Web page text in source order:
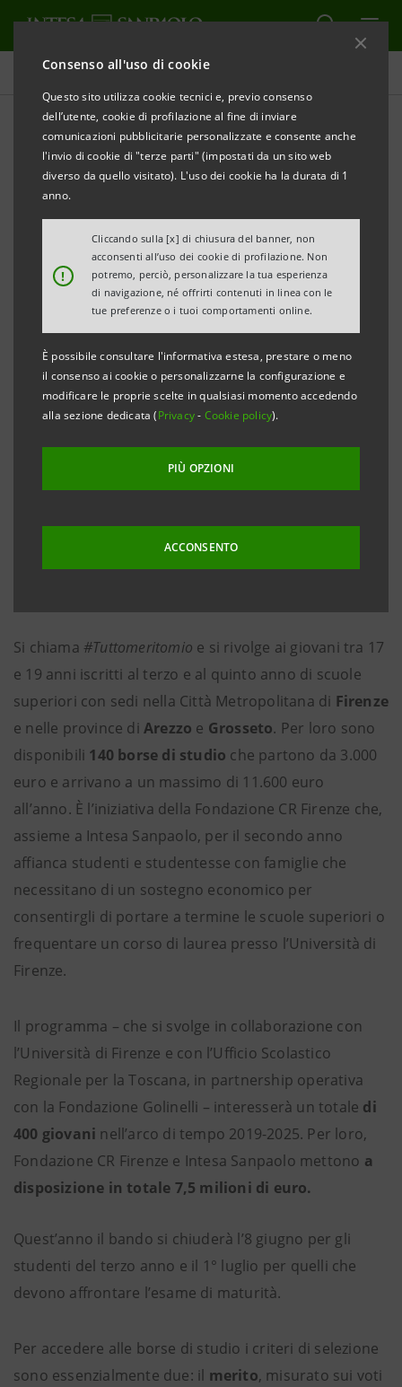
Consenso all'uso di cookie
Questo sito utilizza cookie tecnici e, previo consenso
dell’utente, cookie di profilazione al fine di inviare
comunicazioni pubblicitarie personalizzate e consente anche
l'invio di cookie di "terze parti" (impostati da un sito web
diverso da quello visitato). L'uso dei cookie ha la durata di 1
anno.
!
Cliccando sulla [x] di chiusura del banner, non
acconsenti all’uso dei cookie di profilazione. Non
potremo, perciò, personalizzare la tua esperienza
di navigazione, né offrirti contenuti in linea con le
tue preferenze o i tuoi comportamenti online.
È possibile consultare l'informativa estesa, prestare o meno
il consenso ai cookie o personalizzarne la configurazione e
modificare le proprie scelte in qualsiasi momento accedendo
alla sezione dedicata (Privacy- Cookie policy).
PIÙ OPZIONI
ACCONSENTO
Tutti i progetti
EDUCAZIONE
Borse di studio per studenti
di talento
Si chiama #Tuttomeritomio e si rivolge ai giovani tra 17
e 19 anni iscritti al terzo e al quinto anno di scuole
superiori con sedi nella Città Metropolitana di Firenze
e nelle province di Arezzo e Grosseto. Per loro sono
disponibili 140 borse di studio che partono da 3.000
euro e arrivano a un massimo di 11.600 euro
all’anno. È l’iniziativa della Fondazione CR Firenze che,
assieme a Intesa Sanpaolo, per il secondo anno
affianca studenti e studentesse con famiglie che
necessitano di un sostegno economico per
consentirgli di portare a termine le scuole superiori o
frequentare un corso di laurea presso l’Università di
Firenze.
Il programma – che si svolge in collaborazione con
l’Università di Firenze e con l’Ufficio Scolastico
Regionale per la Toscana, in partnership operativa
con la Fondazione Golinelli – interesserà un totale di
400 giovani nell’arco di tempo 2019-2025. Per loro,
Fondazione CR Firenze e Intesa Sanpaolo mettono a
disposizione in totale 7,5 milioni di euro.
Quest’anno il bando si chiuderà l’8 giugno per gli
studenti del terzo anno e il 1° luglio per quelli che
devono affrontare l’esame di maturità.
Per accedere alle borse di studio i criteri di selezione
sono essenzialmente due: il merito, misurato sui voti